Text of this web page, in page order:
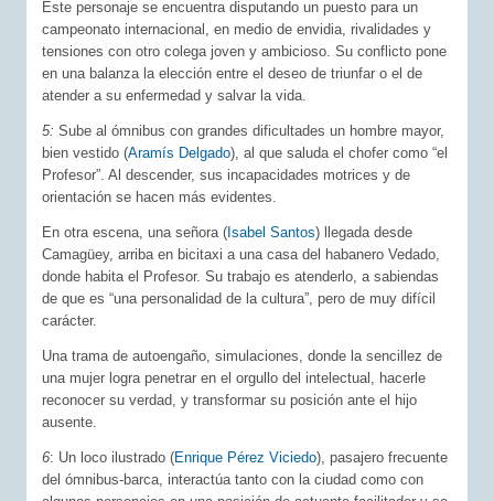
Este personaje se encuentra disputando un puesto para un
campeonato internacional, en medio de envidia, rivalidades y
tensiones con otro colega joven y ambicioso. Su conflicto pone
en una balanza la elección entre el deseo de triunfar o el de
atender a su enfermedad y salvar la vida.
5: Sube al ómnibus con grandes dificultades un hombre mayor,
bien vestido (Aramís Delgado), al que saluda el chofer como “el
Profesor”. Al descender, sus incapacidades motrices y de
orientación se hacen más evidentes.
En otra escena, una señora (Isabel Santos) llegada desde
Camagüey, arriba en bicitaxi a una casa del habanero Vedado,
donde habita el Profesor. Su trabajo es atenderlo, a sabiendas
de que es “una personalidad de la cultura”, pero de muy difícil
carácter.
Una trama de autoengaño, simulaciones, donde la sencillez de
una mujer logra penetrar en el orgullo del intelectual, hacerle
reconocer su verdad, y transformar su posición ante el hijo
ausente.
6: Un loco ilustrado (Enrique Pérez Viciedo), pasajero frecuente
del ómnibus-barca, interactúa tanto con la ciudad como con